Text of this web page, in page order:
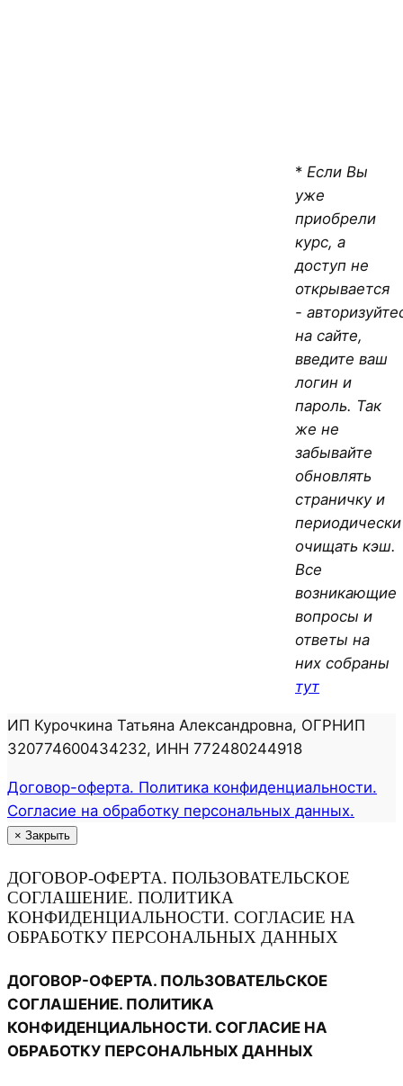
* Если Вы
уже
приобрели
курс, а
доступ не
открывается
-
на сайте,
введите ваш
логин и
пароль. Так
же не
забывайте
обновлять
страничку и
периодически
очищать кэш.
Все
возникающие
вопросы и
ответы на
них собраны
тут
ИП Курочкина Татьяна Александровна, ОГРНИП
320774600434232, ИНН 772480244918
Договор-оферта. Политика конфиденциальности.
Согласие на обработку персональных данных.
× Закрыть
ДОГОВОР-ОФЕРТА. ПОЛЬЗОВАТЕЛЬСКОЕ
СОГЛАШЕНИЕ. ПОЛИТИКА
КОНФИДЕНЦИАЛЬНОСТИ. СОГЛАСИЕ НА
ОБРАБОТКУ ПЕРСОНАЛЬНЫХ ДАННЫХ
ДОГОВОР-ОФЕРТА. ПОЛЬЗОВАТЕЛЬСКОЕ
СОГЛАШЕНИЕ. ПОЛИТИКА
КОНФИДЕНЦИАЛЬНОСТИ. СОГЛАСИЕ НА
ОБРАБОТКУ ПЕРСОНАЛЬНЫХ ДАННЫХ